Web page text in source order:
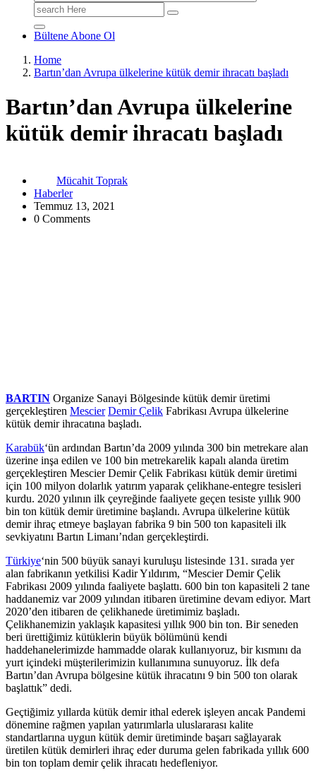
Search
for:
Bültene Abone Ol
Home
Bartın’dan Avrupa ülkelerine kütük demir ihracatı başladı
Bartın’dan Avrupa ülkelerine
kütük demir ihracatı başladı
Mücahit Toprak
Haberler
Temmuz 13, 2021
0 Comments
BARTIN Organize Sanayi Bölgesinde kütük demir üretimi
gerçekleştiren Mescier Demir Çelik Fabrikası Avrupa ülkelerine
kütük demir ihracatına başladı.
Karabük‘ün ardından Bartın’da 2009 yılında 300 bin metrekare alan
üzerine inşa edilen ve 100 bin metrekarelik kapalı alanda üretim
gerçekleştiren Mescier Demir Çelik Fabrikası kütük demir üretimi
için 100 milyon dolarlık yatırım yaparak çelikhane-entegre tesisleri
kurdu. 2020 yılının ilk çeyreğinde faaliyete geçen tesiste yıllık 900
bin ton kütük demir üretimine başlandı. Avrupa ülkelerine kütük
demir ihraç etmeye başlayan fabrika 9 bin 500 ton kapasiteli ilk
sevkiyatını Bartın Limanı’ndan gerçekleştirdi.
Türkiye‘nin 500 büyük sanayi kuruluşu listesinde 131. sırada yer
alan fabrikanın yetkilisi Kadir Yıldırım, “Mescier Demir Çelik
Fabrikası 2009 yılında faaliyete başlattı. 600 bin ton kapasiteli 2 tane
haddanemiz var 2009 yılından itibaren üretimine devam ediyor. Mart
2020’den itibaren de çelikhanede üretimimiz başladı.
Çelikhanemizin yaklaşık kapasitesi yıllık 900 bin ton. Bir seneden
beri ürettiğimiz kütüklerin büyük bölümünü kendi
haddehanelerimizde hammadde olarak kullanıyoruz, bir kısmını da
yurt içindeki müşterilerimizin kullanımına sunuyoruz. İlk defa
Bartın’dan Avrupa bölgesine kütük ihracatını 9 bin 500 ton olarak
başlattık” dedi.
Geçtiğimiz yıllarda kütük demir ithal ederek işleyen ancak Pandemi
dönemine rağmen yapılan yatırımlarla uluslararası kalite
standartlarına uygun kütük demir üretiminde başarı sağlayarak
üretilen kütük demirleri ihraç eder duruma gelen fabrikada yıllık 600
bin ton toplam demir çelik ihracatı hedefleniyor.